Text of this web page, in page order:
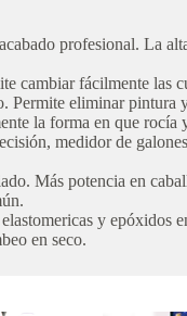
profesional. La
cambiar fácilmente las
Permite eliminar pintura
la forma en que
medidor de
Más potencia en
y epóxidos
en seco.